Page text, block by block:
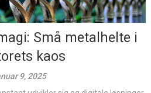
Små metalhelte i
kaos
9, 2025